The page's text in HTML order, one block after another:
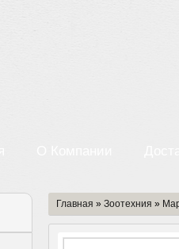
Главная » Зоотехния »